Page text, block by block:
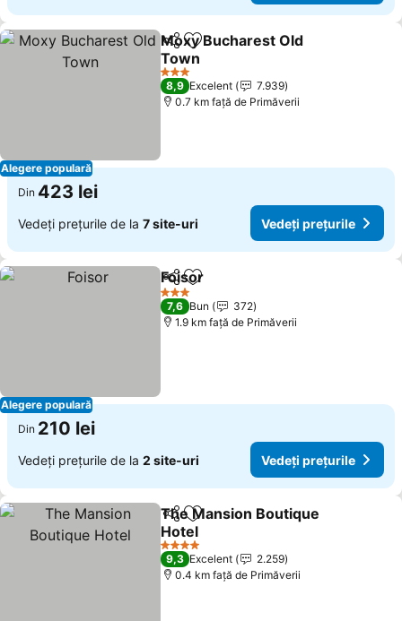
Alegere populară
DistribuițiAdăugaţi la favorite
Moxy Bucharest Old
Town
3 Stele
8,9 Excelent
7.939
0.7 km faţă de Primăverii
Din 423 lei
Vedeți prețurile de la 7 site-uri Vedeți prețurile
Alegere populară
DistribuițiAdăugaţi la favorite
Foisor
3 Stele
7,6 Bun
372
1.9 km faţă de Primăverii
Din 210 lei
Vedeți prețurile de la 2 site-uri Vedeți prețurile
DistribuițiAdăugaţi la favorite
The Mansion Boutique
Hotel
4 Stele
9,3 Excelent
2.259
0.4 km faţă de Primăverii